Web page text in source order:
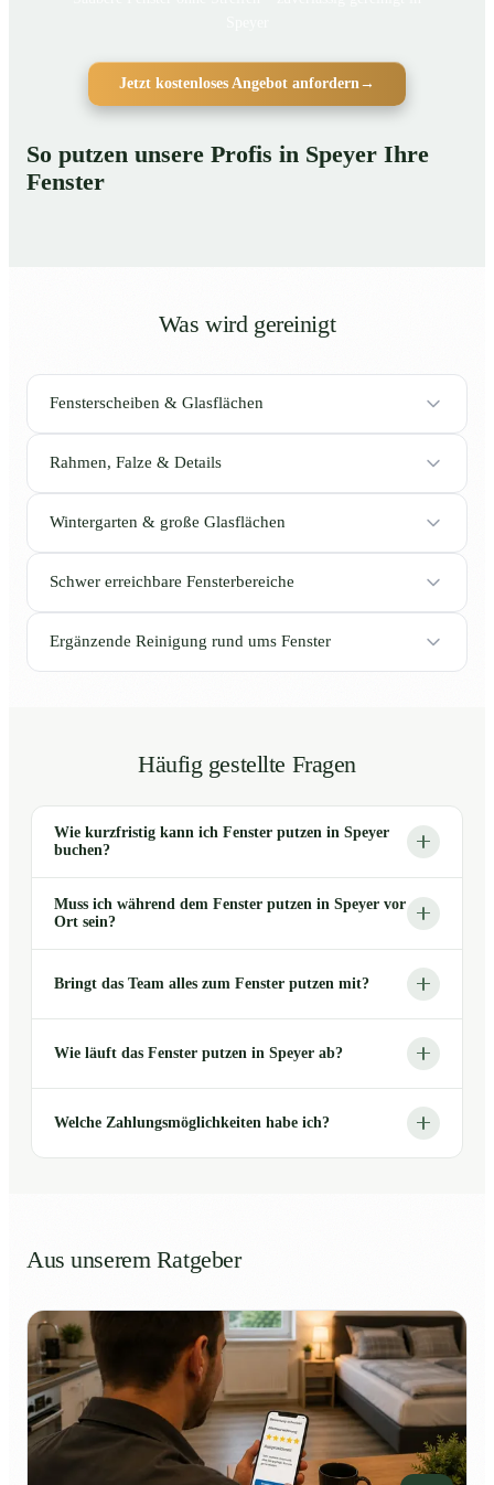
Jetzt kostenloses Angebot anfordern →
So putzen unsere Profis in Speyer Ihre
Fenster
Was wird gereinigt
Fensterscheiben & Glasflächen
Rahmen, Falze & Details
Wintergarten & große Glasflächen
Schwer erreichbare Fensterbereiche
Ergänzende Reinigung rund ums Fenster
Häufig gestellte Fragen
Wie kurzfristig kann ich Fenster putzen in Speyer
buchen?
Muss ich während dem Fenster putzen in Speyer vor
Ort sein?
Bringt das Team alles zum Fenster putzen mit?
Wie läuft das Fenster putzen in Speyer ab?
Welche Zahlungsmöglichkeiten habe ich?
Aus unserem Ratgeber